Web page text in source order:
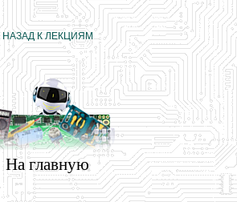
НАЗАД К ЛЕКЦИЯМ
На главную